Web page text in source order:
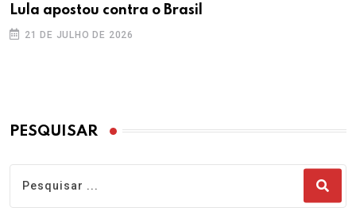
Lula apostou contra o Brasil
21 DE JULHO DE 2026
PESQUISAR